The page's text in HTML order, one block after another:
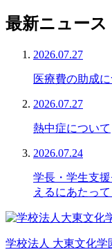
最新ニュース
2026.07.27
医療費の助成
2026.07.27
熱中症について
2026.07.24
学長・学生支
えるにあたって
学校法人 大東文化学